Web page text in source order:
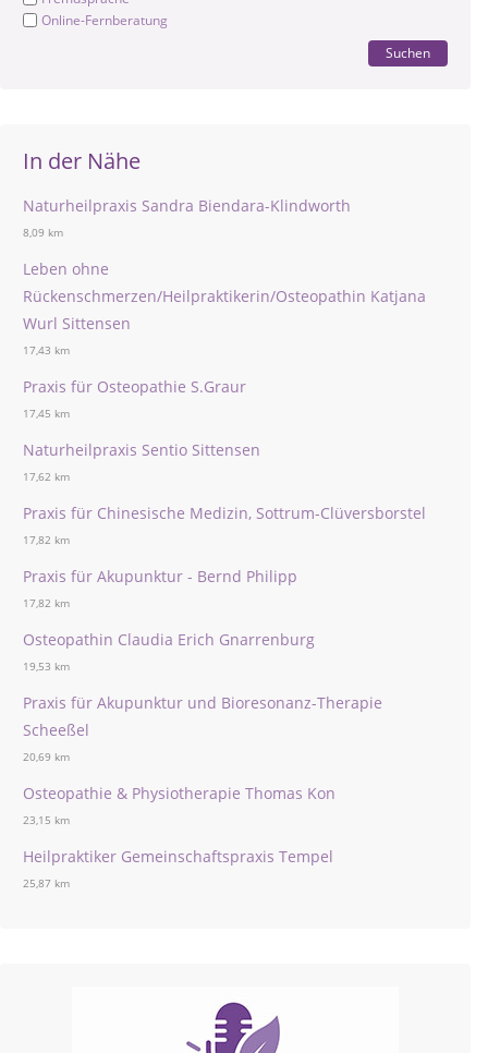
Online-Fernberatung
Suchen
In der Nähe
Naturheilpraxis Sandra Biendara-Klindworth
8,09 km
Leben ohne
Rückenschmerzen/Heilpraktikerin/Osteopathin Katjana
Wurl Sittensen
17,43 km
Praxis für Osteopathie S.Graur
17,45 km
Naturheilpraxis Sentio Sittensen
17,62 km
Praxis für Chinesische Medizin, Sottrum-Clüversborstel
17,82 km
Praxis für Akupunktur - Bernd Philipp
17,82 km
Osteopathin Claudia Erich Gnarrenburg
19,53 km
Praxis für Akupunktur und Bioresonanz-Therapie
Scheeßel
20,69 km
Osteopathie & Physiotherapie Thomas Kon
23,15 km
Heilpraktiker Gemeinschaftspraxis Tempel
25,87 km